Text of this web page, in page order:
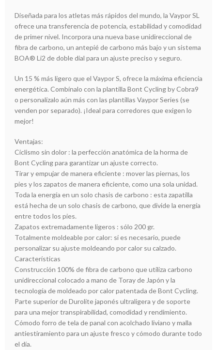
Diseñada para los atletas más rápidos del mundo, la Vaypor SL
ofrece una transferencia de potencia, estabilidad y comodidad
de primer nivel. Incorpora una nueva base unidireccional de
fibra de carbono, un antepié de carbono más bajo y un sistema
BOA® Li2 de doble dial para un ajuste preciso y seguro.
Un 15 % más ligero que el Vaypor S, ofrece la máxima eficiencia
energética. Combínalo con la plantilla Bont Cycling by Cobra9
o personalízalo aún más con las plantillas Vaypor Series (se
venden por separado). ¡Ideal para corredores que exigen lo
mejor!
Ventajas:
Ciclismo sin dolor : la perfección anatómica de la horma de
Bont Cycling para garantizar un ajuste correcto.
Tirar y empujar de manera eficiente : mover las piernas, los
pies y los zapatos de manera eficiente, como una sola unidad.
Toda la energía en un solo chasis de carbono : esta zapatilla
está hecha de un solo chasis de carbono, que divide la energía
entre todos los pies.
Zapatos extremadamente ligeros : sólo 200 gr.
Totalmente moldeable por calor: si es necesario, puede
personalizar su ajuste moldeando por calor su calzado.
Características
Construcción 100% de fibra de carbono que utiliza carbono
unidireccional colocado a mano de Toray de Japón y la
tecnología de moldeado por calor patentada de Bont Cycling.
Parte superior de Durolite japonés ultraligera y de soporte
para una mejor transpirabilidad, comodidad y rendimiento.
Cómodo forro de tela de panal con acolchado liviano y malla
antiestiramiento para un ajuste fresco y cómodo durante todo
el día.